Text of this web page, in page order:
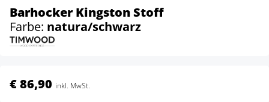
Barhocker Kingston Stoff
Farbe: natura/schwarz
€ 86,90 inkl. MwSt.